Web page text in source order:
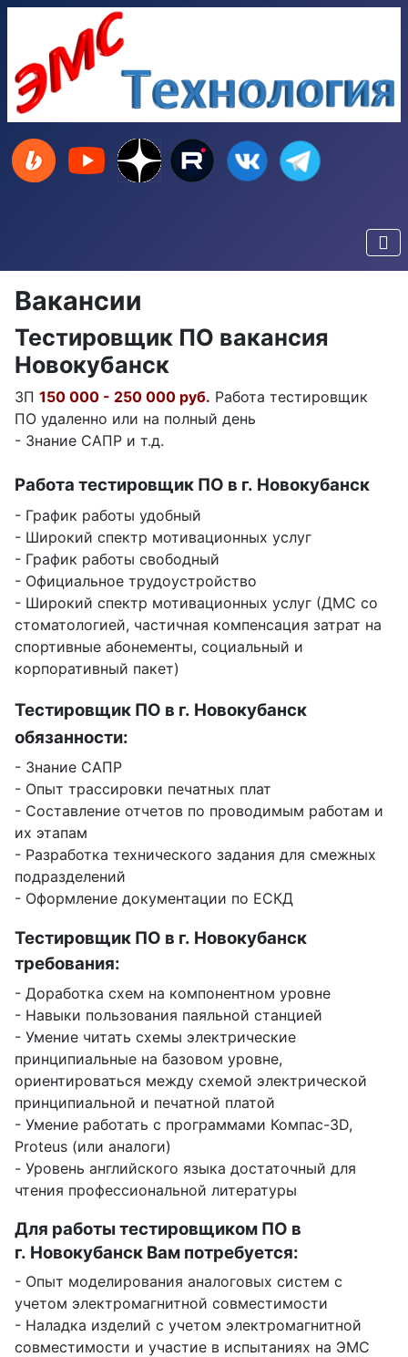
Вакансии
Тестировщик ПО вакансия
Новокубанск
ЗП 150 000 - 250 000 руб. Работа тестировщик
ПО удаленно или на полный день
- Знание САПР и т.д.
Работа тестировщик ПО в г. Новокубанск
- График работы удобный
- Широкий спектр мотивационных услуг
- График работы свободный
- Официальное трудоустройство
- Широкий спектр мотивационных услуг (ДМС со
стоматологией, частичная компенсация затрат на
спортивные абонементы, социальный и
корпоративный пакет)
Тестировщик ПО в г. Новокубанск
обязанности:
- Знание САПР
- Опыт трассировки печатных плат
- Составление отчетов по проводимым работам и
их этапам
- Разработка технического задания для смежных
подразделений
- Оформление документации по ЕСКД
Тестировщик ПО в г. Новокубанск
требования:
- Доработка схем на компонентном уровне
- Навыки пользования паяльной станцией
- Умение читать схемы электрические
принципиальные на базовом уровне,
ориентироваться между схемой электрической
принципиальной и печатной платой
- Умение работать с программами Компас-3D,
Proteus (или аналоги)
- Уровень английского языка достаточный для
чтения профессиональной литературы
Для работы тестировщиком ПО в
г. Новокубанск Вам потребуется:
- Опыт моделирования аналоговых систем с
учетом электромагнитной совместимости
- Наладка изделий с учетом электромагнитной
совместимости и участие в испытаниях на ЭМС